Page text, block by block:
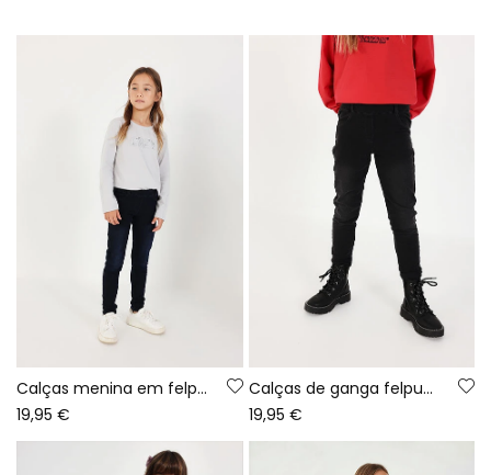
Calças menina em felpa denim azul-marinho
19,95 €
Calças de ganga felpuda pretas menina
19,95 €